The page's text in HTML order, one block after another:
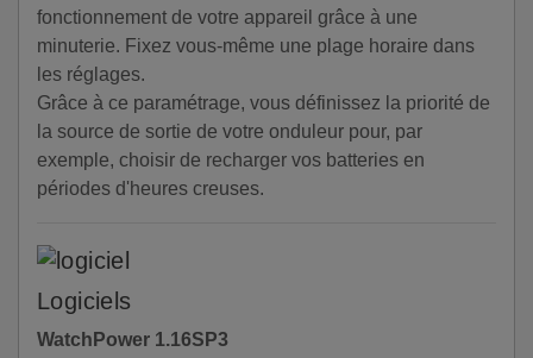
fonctionnement de votre appareil grâce à une
minuterie. Fixez vous-même une plage horaire dans
les réglages.
Grâce à ce paramétrage, vous définissez la priorité de
la source de sortie de votre onduleur pour, par
exemple, choisir de recharger vos batteries en
périodes d'heures creuses.
Logiciels
WatchPower 1.16SP3